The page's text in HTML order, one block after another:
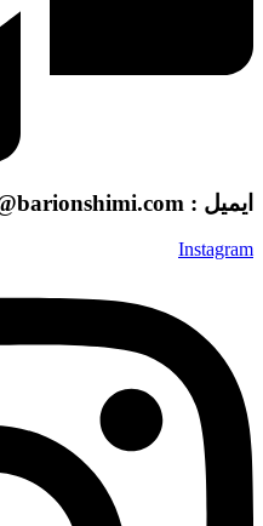
ایمیل : info@barionshimi.com
Instagram